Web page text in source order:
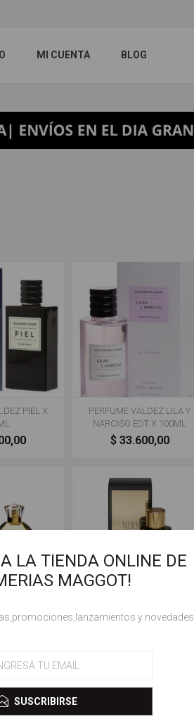
MI CUENTA BLOG
PIEL X
PERFUME VALDEZ LILA Y
NARCISO EDT X 100ML
$ 33.600,00
DESPERTAR
PERFUME GUILLERMINA
LA TIENDA ONLINE DE
MAGGOT!
y
SUSCRIBIRSE